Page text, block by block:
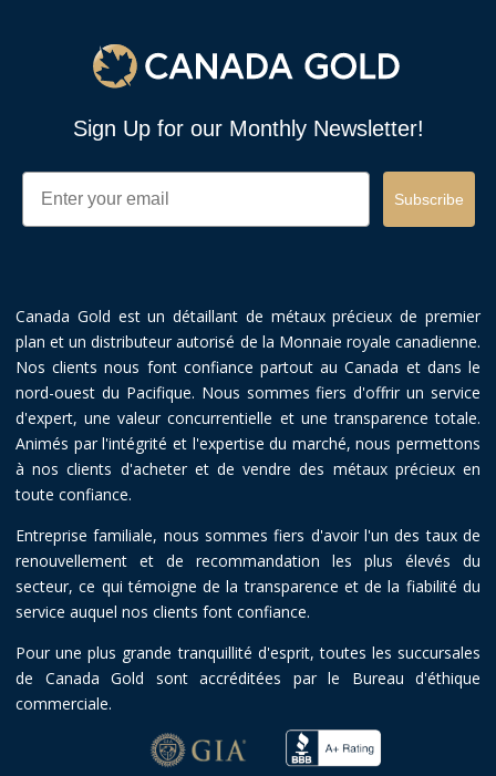
Sign Up for our Monthly Newsletter!
Email
Subscribe
Canada Gold est un détaillant de métaux précieux de premier
plan et un distributeur autorisé de la Monnaie royale canadienne.
Nos clients nous font confiance partout au Canada et dans le
nord-ouest du Pacifique. Nous sommes fiers d'offrir un service
d'expert, une valeur concurrentielle et une transparence totale.
Animés par l'intégrité et l'expertise du marché, nous permettons
à nos clients d'acheter et de vendre des métaux précieux en
toute confiance.
Entreprise familiale, nous sommes fiers d'avoir l'un des taux de
renouvellement et de recommandation les plus élevés du
secteur, ce qui témoigne de la transparence et de la fiabilité du
service auquel nos clients font confiance.
Pour une plus grande tranquillité d'esprit, toutes les succursales
de Canada Gold sont accréditées par le Bureau d'éthique
commerciale.